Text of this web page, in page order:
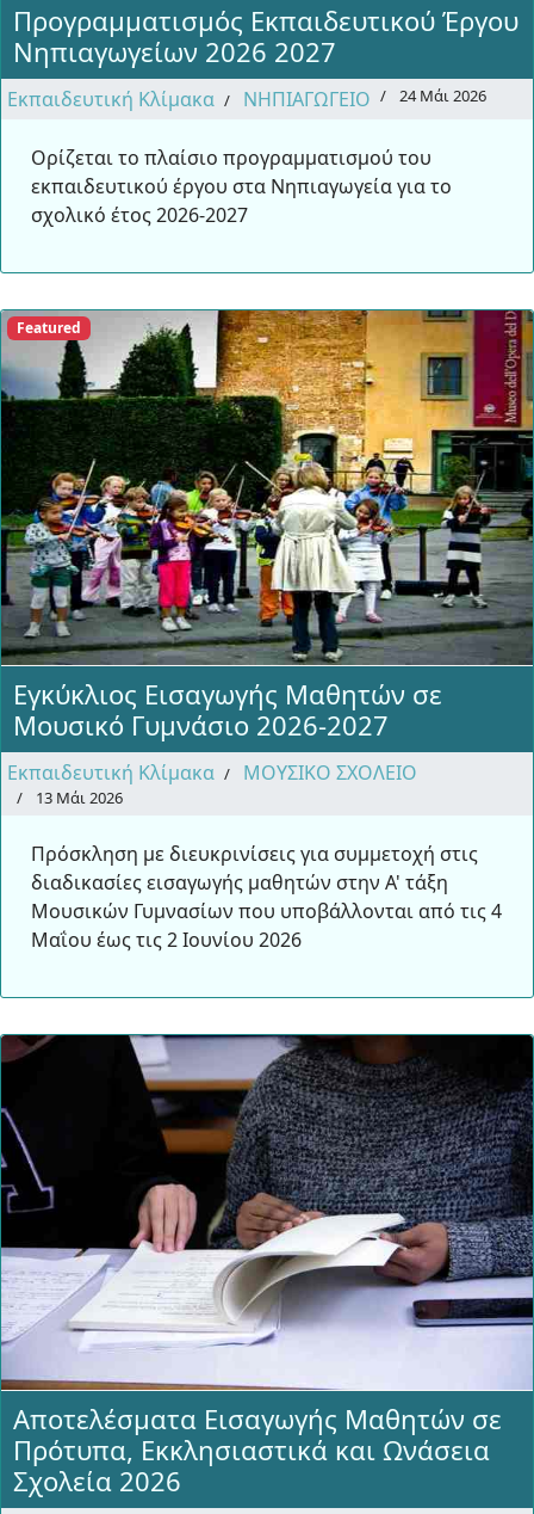
Προγραμματισμός Εκπαιδευτικού Έργου
Νηπιαγωγείων 2026 2027
Εκπαιδευτική Κλίμακα ΝΗΠΙΑΓΩΓΕΙΟ 24 Μάι 2026
Ορίζεται το πλαίσιο προγραμματισμού του
εκπαιδευτικού έργου στα Νηπιαγωγεία για το
σχολικό έτος 2026-2027
Featured
Εγκύκλιος Εισαγωγής Μαθητών σε
Μουσικό Γυμνάσιο 2026-2027
Εκπαιδευτική Κλίμακα ΜΟΥΣΙΚΟ ΣΧΟΛΕΙΟ
13 Μάι 2026
Πρόσκληση με διευκρινίσεις για συμμετοχή στις
διαδικασίες εισαγωγής μαθητών στην Α' τάξη
Μουσικών Γυμνασίων που υποβάλλονται από τις 4
Μαΐου έως τις 2 Ιουνίου 2026
Αποτελέσματα Εισαγωγής Μαθητών σε
Πρότυπα, Εκκλησιαστικά και Ωνάσεια
Σχολεία 2026